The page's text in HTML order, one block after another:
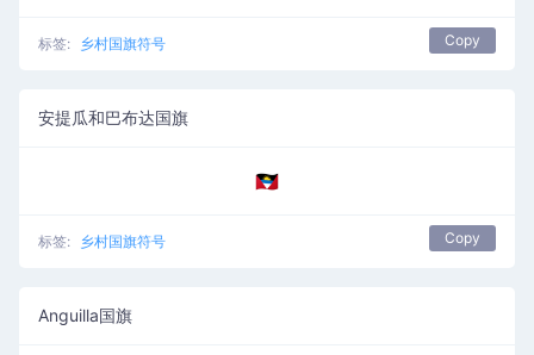
标签: 乡村国旗符号 Copy
安提瓜和巴布达国旗
🇦🇬
标签: 乡村国旗符号 Copy
Anguilla国旗